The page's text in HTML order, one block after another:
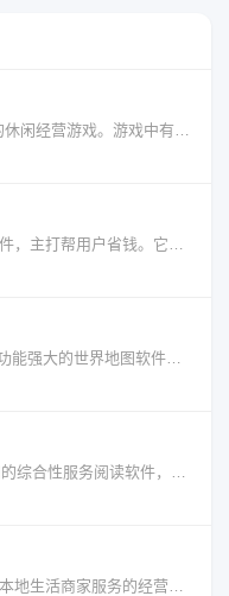
纸牌农庄是一款非常有趣的休闲经营游戏。游戏中有着多种内容可以进行游玩，并且游戏中
芬香app是一款电商购物软件，主打帮用户省钱。它专门提供淘宝、天猫和京东的优惠券
google earth中文版是一款功能强大的世界地图软件。它覆盖了全球数百个国
Ao3中文版是一款非常好用的综合性服务阅读软件，打造着一站式二次元阅读社区，有着
抖音来客app是一款专门为本地生活商家服务的经营软件。这款软件有着管理门店信息、